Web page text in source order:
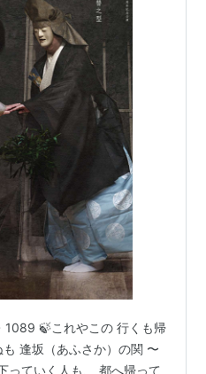
1089 🍃これやこの 行くも帰
逢坂（あふさか）の関 〜
っていく人も、 都へ帰って